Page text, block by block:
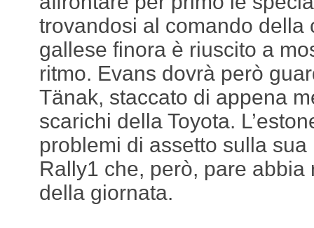
trovandosi al comando della
gallese finora è riuscito a
ritmo. Evans dovrà però
Tänak, staccato di appena
scarichi della Toyota.
problemi di assetto sulla
Rally1 che, però, pare abbia
della giornata.